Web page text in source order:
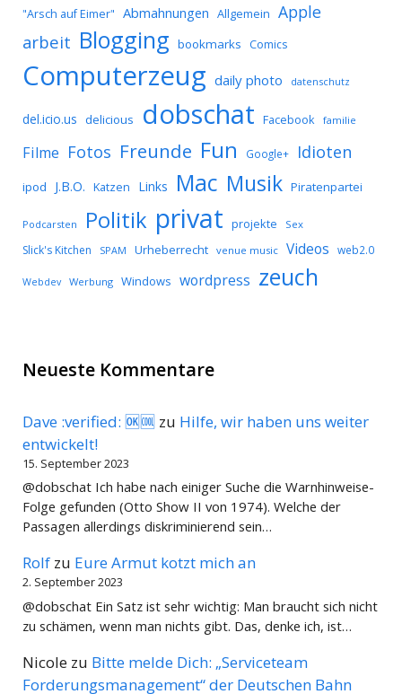
"Arsch auf Eimer" Abmahnungen Allgemein Apple
arbeit Blogging bookmarks Comics
Computerzeug daily photo datenschutz
del.icio.us delicious dobschat Facebook familie
Filme Fotos Freunde Fun Google+ Idioten
ipod J.B.O. Katzen Links Mac Musik Piratenpartei
Podcarsten Politik privat projekte Sex
Slick's Kitchen SPAM Urheberrecht venue music Videos web2.0
Webdev Werbung Windows wordpress zeuch
Neueste Kommentare
Dave :verified: 🆗🆒 zu Hilfe, wir haben uns weiter
entwickelt!
15. September 2023
@dobschat Ich habe nach einiger Suche die Warnhinweise-
Folge gefunden (Otto Show II von 1974). Welche der
Passagen allerdings diskriminierend sein…
Rolf zu Eure Armut kotzt mich an
2. September 2023
@dobschat Ein Satz ist sehr wichtig: Man braucht sich nicht
zu schämen, wenn man nichts gibt. Das, denke ich, ist…
Nicole zu Bitte melde Dich: „Serviceteam
Forderungsmanagement“ der Deutschen Bahn